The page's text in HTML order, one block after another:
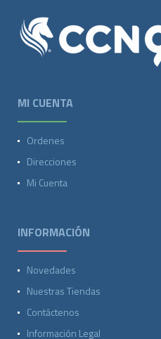
MI CUENTA
Ordenes
Direcciones
Mi Cuenta
INFORMACIÓN
Novedades
Nuestras Tiendas
Contáctenos
Información Legal